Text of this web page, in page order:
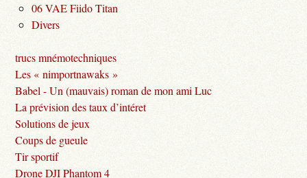
06 VAE Fiido Titan
Divers
trucs mnémotechniques
Les « nimportnawaks »
Babel - Un (mauvais) roman de mon ami Luc
La prévision des taux d’intéret
Solutions de jeux
Coups de gueule
Tir sportif
Drone DJI Phantom 4